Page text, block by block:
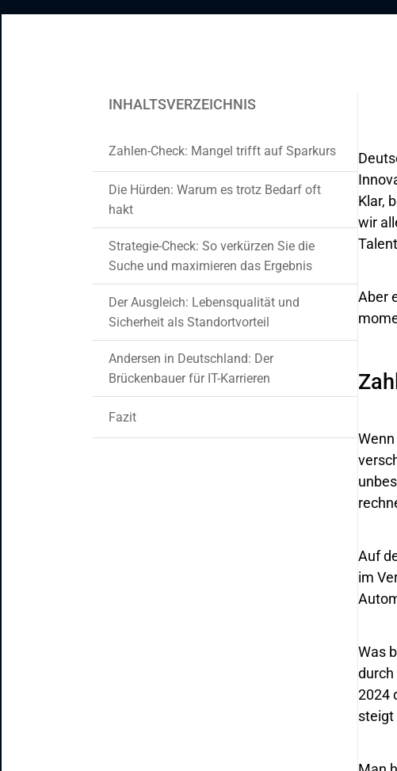
INHALTSVERZEICHNIS
Zahlen-Check: Mangel trifft auf Sparkurs
Die Hürden: Warum es trotz Bedarf oft
hakt
Strategie-Check: So verkürzen Sie die
Suche und maximieren das Ergebnis
Der Ausgleich: Lebensqualität und
Sicherheit als Standortvorteil
Andersen in Deutschland: Der
Brückenbauer für IT-Karrieren
Fazit
Klar,
wir
Aber
Auf
im
Was
durch
2024
steigt